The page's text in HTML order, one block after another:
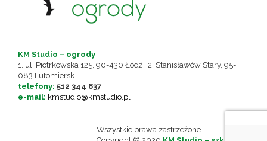
KM Studio – ogrody
1. ul. Piotrkowska 125, 90-430 Łódź | 2. Stanisławów Stary, 95-
083 Lutomiersk
telefony: 512 344 837
e-mail: kmstudio@kmstudio.pl
Wszystkie prawa zastrzeżone